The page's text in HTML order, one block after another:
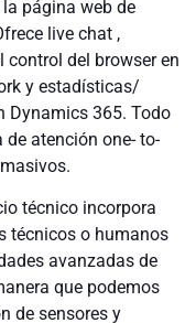
página web de
live chat ,
control del browser en
y estadísticas/
Dynamics 365. Todo
de atención one- to-
técnico incorpora
técnicos o humanos
avanzadas de
que podemos
de sensores y